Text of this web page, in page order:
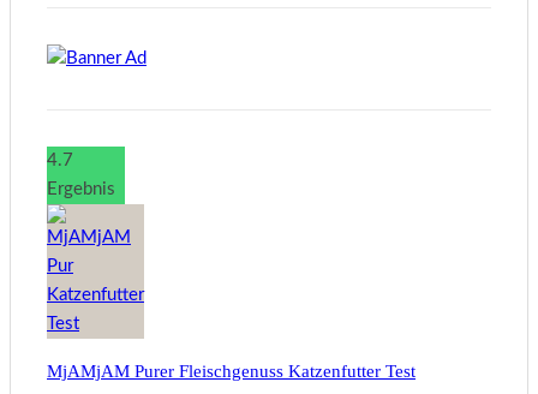
4.7
Ergebnis
MjAMjAM Purer Fleischgenuss Katzenfutter Test